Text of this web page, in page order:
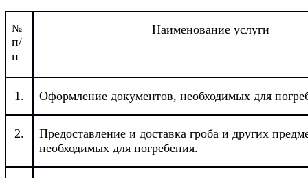
№
п/
п
Наименование услуги
1. Оформление документов, необходимых для
2.
Предоставление и доставка гроба и других
необходимых для погребения.